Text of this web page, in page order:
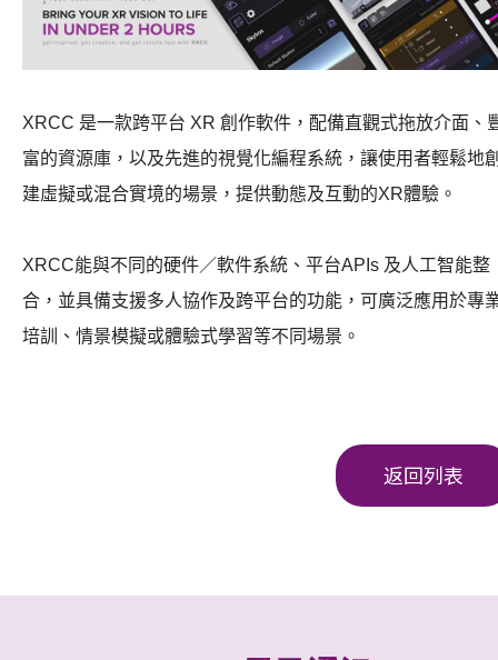
XRCC 是一款跨平台 XR 創作軟件，配備直觀式拖放介面、
富的資源庫，以及先進的視覺化編程系統，讓使用者輕鬆地
建虛擬或混合實境的場景，提供動態及互動的XR體驗。
XRCC能與不同的硬件／軟件系統、平台APIs 及人工智能整
合，並具備支援多人協作及跨平台的功能，可廣泛應用於專
培訓、情景模擬或體驗式學習等不同場景。
返回列表